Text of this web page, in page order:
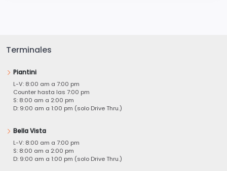
Terminales
Piantini
L-V: 8:00 am a 7:00 pm
Counter hasta las 7:00 pm
S: 8:00 am a 2:00 pm
D: 9:00 am a 1:00 pm (solo Drive Thru.)
Bella Vista
L-V: 8:00 am a 7:00 pm
S: 8:00 am a 2:00 pm
D: 9:00 am a 1:00 pm (solo Drive Thru.)